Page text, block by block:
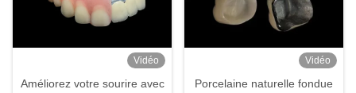
Vidéo
Améliorez votre sourire avec
Vidéo
Porcelaine naturelle fondue